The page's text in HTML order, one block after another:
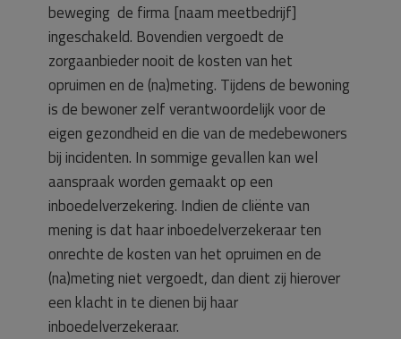
beweging de firma [naam meetbedrijf]
ingeschakeld. Bovendien vergoedt de
zorgaanbieder nooit de kosten van het
opruimen en de (na)meting. Tijdens de bewoning
is de bewoner zelf verantwoordelijk voor de
eigen gezondheid en die van de medebewoners
bij incidenten. In sommige gevallen kan wel
aanspraak worden gemaakt op een
inboedelverzekering. Indien de cliënte van
mening is dat haar inboedelverzekeraar ten
onrechte de kosten van het opruimen en de
(na)meting niet vergoedt, dan dient zij hierover
een klacht in te dienen bij haar
inboedelverzekeraar.